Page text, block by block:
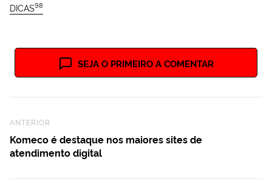
DICAS98
SEJA O PRIMEIRO A COMENTAR
Previous Post
ANTERIOR
Komeco é destaque nos maiores sites de
atendimento digital